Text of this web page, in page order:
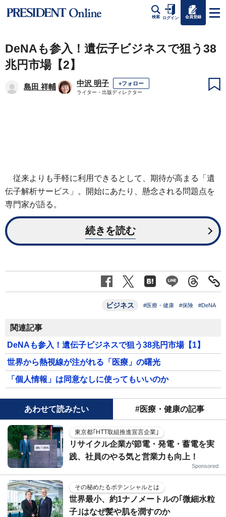
検索 ログイン 会員登録
DeNAも参入！遺伝子ビジネスで狙う38
兆円市場【2】
島田 祥輔 中沢 明子 +フォロー
ライター・出版ディレクター
従来よりも手軽に利用できるとして、期待が高まる「遺
伝子解析サービス」。開始にあたり、懸念される問題点を
専門家が語る。
続きを読む
ビジネス #医療・健康 #保険 #DeNA
関連記事
DeNAも参入！遺伝子ビジネスで狙う38兆円市場【1】
世界から熱視線が注がれる「医療」の曙光
「個人情報」は同意なしに使ってもいいのか
あわせて読みたい #医療・健康の記事
東京都｢HTT取組推進宣言企業｣
リサイクル企業が節電・発電・蓄電を実
践、社員のやる気と営業力も向上！
Sponsored
その秘めたるポテンシャルとは
世界最小、約1ナノメートルの｢微細水粒
子｣はなぜ髪や肌を潤すのか